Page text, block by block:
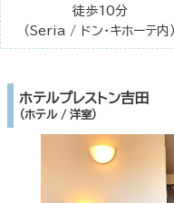
徒歩10分
（Seria / ドン・キホーテ内）
ホテルプレストン吉田
（ホテル / 洋室）